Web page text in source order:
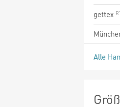
gettex
Alle